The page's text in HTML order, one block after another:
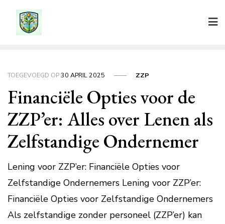
TOEGEVOEGD OP30 APRIL 2025 ZZP
Financiële Opties voor de
ZZP’er: Alles over Lenen als
Zelfstandige Ondernemer
Lening voor ZZP’er: Financiële Opties voor
Zelfstandige Ondernemers Lening voor ZZP’er:
Financiële Opties voor Zelfstandige Ondernemers
Als zelfstandige zonder personeel (ZZP’er) kan